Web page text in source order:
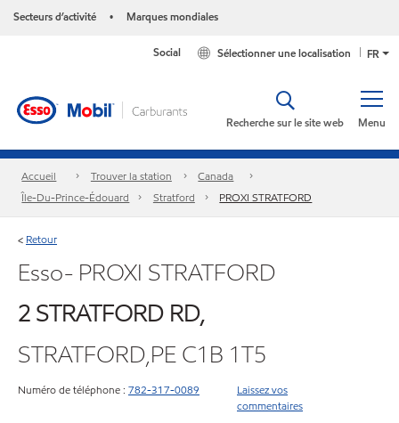
Secteurs d’activité • Marques mondiales
FR
Sélectionner une localisation
Social
Menu
Recherche sur le site web
Accueil Trouver la station
Canada
Île-Du-Prince-Édouard
Stratford PROXI STRATFORD
< Retour
Esso- PROXI STRATFORD
2 STRATFORD RD,
STRATFORD,PE C1B 1T5
Numéro de téléphone : 782-317-0089
Laissez vos
commentaires